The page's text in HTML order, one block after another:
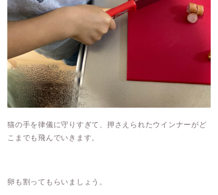
猫の手を律儀に守りすぎて、押さえられたウインナーがど
こまでも飛んでいきます。
卵も割ってもらいましょう。